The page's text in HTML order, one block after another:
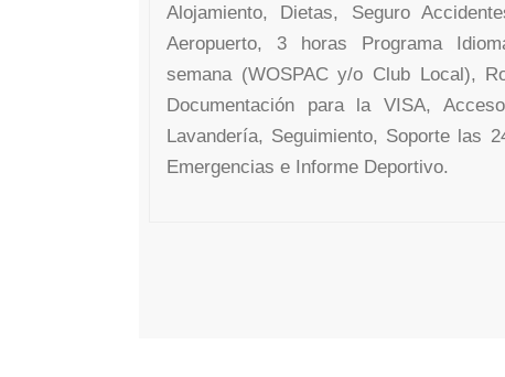
Alojamiento, Dietas, Seguro
Aeropuerto, 3 horas Programa
semana (WOSPAC y/o Club Local),
Documentación para la VISA,
Lavandería, Seguimiento, Soporte las
Emergencias e Informe Deportivo.